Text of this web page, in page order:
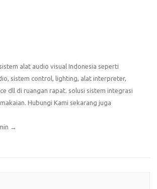
alat audio visual Indonesia seperti
sistem control, lighting, alat interpreter,
dll di ruangan rapat. solusi sistem integrasi
Hubungi Kami sekarang juga
→